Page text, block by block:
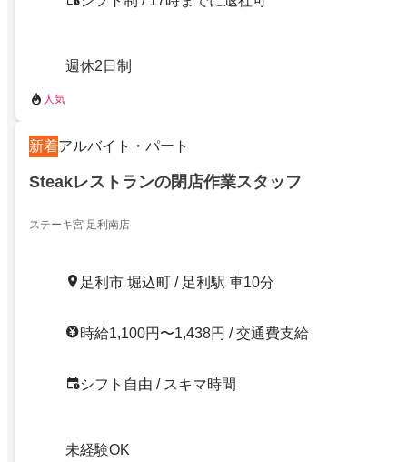
週休2日制
人気
新着アルバイト・パート
Steakレストランの閉店作業スタッフ
ステーキ宮 足利南店
足利市 堀込町 / 足利駅 車10分
時給1,100円〜1,438円 / 交通費支給
シフト自由 / スキマ時間
未経験OK